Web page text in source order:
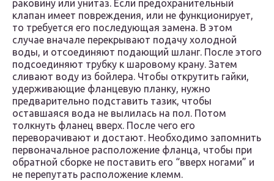
раковину или унитаз. Если предохранительный
клапан имеет повреждения, или не функционирует,
то требуется его последующая замена. В этом
случае вначале перекрывают подачу холодной
воды, и отсоединяют подающий шланг. После этого
подсоединяют трубку к шаровому крану. Затем
сливают воду из бойлера. Чтобы открутить гайки,
удерживающие фланцевую планку, нужно
предварительно подставить тазик, чтобы
оставшаяся вода не вылилась на пол. Потом
толкнуть фланец вверх. После чего его
переворачивают и достают. Необходимо запомнить
первоначальное расположение фланца, чтобы при
обратной сборке не поставить его “вверх ногами” и
не перепутать расположение клемм.